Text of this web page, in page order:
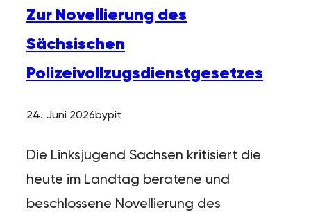
Zur Novellierung des
Sächsischen
Polizeivollzugsdienstgesetzes
24. Juni 2026bypit
Die Linksjugend Sachsen kritisiert die
heute im Landtag beratene und
beschlossene Novellierung des